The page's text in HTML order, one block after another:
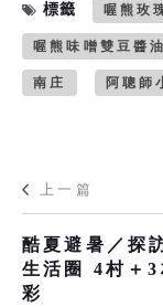
標籤 喔熊玫
喔熊味噌雙豆醬油
南庄 阿聰師
上一篇
酷夏避暑／探
生活圈 4村＋3
彩